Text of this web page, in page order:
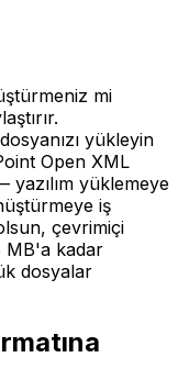
mi
yükleyin
Open XML
yazılım yüklemeye
iş
çevrimiçi
MB'a kadar
dosyalar